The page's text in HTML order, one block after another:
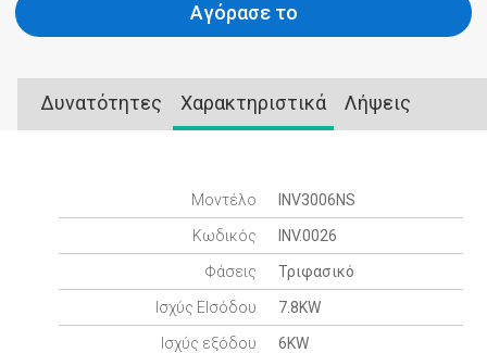
Αγόρασε το
Δυνατότητες Χαρακτηριστικά Λήψεις
Μοντέλο INV3006NS
Κωδικός INV.0026
Φάσεις Τριφασικό
Ισχύς ΕΙσόδου 7.8KW
Ισχύς εξόδου 6KW